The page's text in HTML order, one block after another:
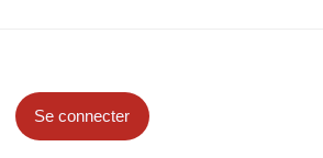
Se connecter